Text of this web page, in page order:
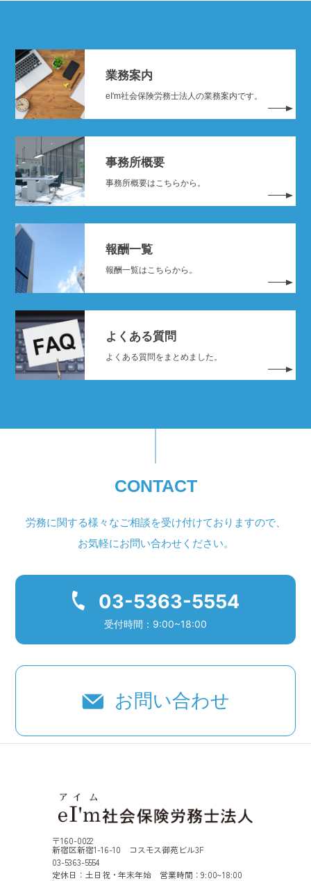
業務案内
eI'm社会保険労務士法人の業務案内です。
事務所概要
事務所概要はこちらから。
報酬一覧
報酬一覧はこちらから。
よくある質問
よくある質問をまとめました。
CONTACT
労務に関する様々なご相談を受け付けておりますので、
お気軽にお問い合わせください。
03-5363-5554
受付時間：9:00~18:00
お問い合わせ
〒160-0022
新宿区新宿1-16-10 コスモス御苑ビル3F
03-5363-5554
定休日：土日祝・年末年始 営業時間：9:00~18:00